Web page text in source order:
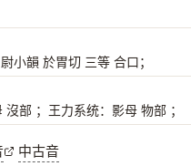
小韻 於胃切 三等 合口；
部 ；王力系统：影母 物部 ；
中古音